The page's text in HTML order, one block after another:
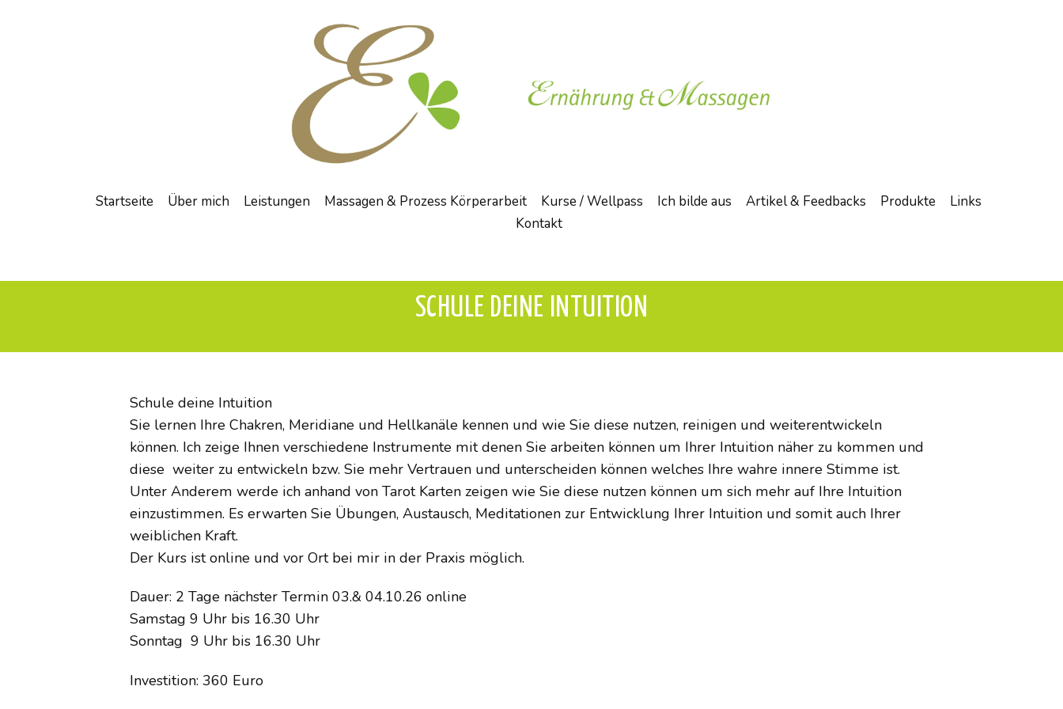
Startseite Über mich Leistungen Massagen & Prozess Körperarbeit Kurse / Wellpass Ich bilde aus Artikel & Feedbacks Produkte
Links
Kontakt
SCHULE DEINE INTUITION
Schule deine Intuition
Sie lernen Ihre Chakren, Meridiane und Hellkanäle kennen und wie Sie diese nutzen, reinigen und weiterentwickeln
können. Ich zeige Ihnen verschiedene Instrumente mit denen Sie arbeiten können um Ihrer Intuition näher zu kommen und
diese weiter zu entwickeln bzw. Sie mehr Vertrauen und unterscheiden können welches Ihre wahre innere Stimme ist.
Unter Anderem werde ich anhand von Tarot Karten zeigen wie Sie diese nutzen können um sich mehr auf Ihre Intuition
einzustimmen. Es erwarten Sie Übungen, Austausch, Meditationen zur Entwicklung Ihrer Intuition und somit auch Ihrer
weiblichen Kraft.
Der Kurs ist online und vor Ort bei mir in der Praxis möglich.
Dauer: 2 Tage nächster Termin 03.& 04.10.26 online
Samstag 9 Uhr bis 16.30 Uhr
Sonntag 9 Uhr bis 16.30 Uhr
Investition: 360 Euro